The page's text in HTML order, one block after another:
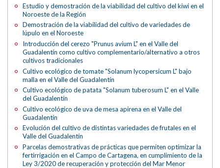
Estudio y demostración de la viabilidad del cultivo del kiwi en el
Noroeste de la Región
Demostración de la viabilidad del cultivo de variedades de
lúpulo en el Noroeste
Introducción del cerezo "Prunus avium L" en el Valle del
Guadalentín como cultivo complementario/alternativo a otros
cultivos tradicionales
Cultivo ecológico de tomate "Solanum lycopersicum L" bajo
malla en el Valle del Guadalentín
Cultivo ecológico de patata "Solanum tuberosum L" en el Valle
del Guadalentín
Cultivo ecológico de uva de mesa apirena en el Valle del
Guadalentín
Evolución del cultivo de distintas variedades de frutales en el
Valle del Guadalentín
Parcelas demostrativas de prácticas que permiten optimizar la
fertirrigación en el Campo de Cartagena, en cumplimiento de la
Ley 3/2020 de recuperación y protección del Mar Menor